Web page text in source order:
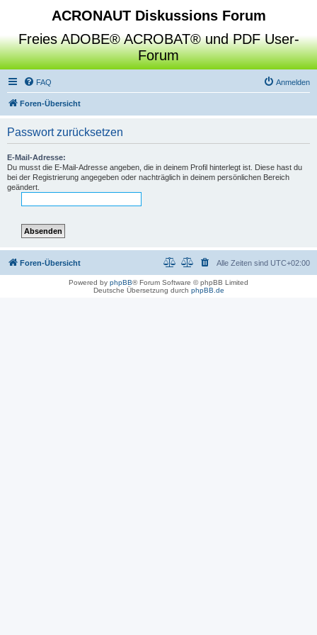
ACRONAUT Diskussions Forum
Freies ADOBE® ACROBAT® und PDF User-
Forum
FAQ Anmelden
Foren-Übersicht
Passwort zurücksetzen
E-Mail-Adresse:
Du musst die E-Mail-Adresse angeben, die in deinem Profil hinterlegt ist. Diese hast du
bei der Registrierung angegeben oder nachträglich in deinem persönlichen Bereich
geändert.
Foren-Übersicht Alle Zeiten sind UTC+02:00
Powered by phpBB® Forum Software © phpBB Limited
Deutsche Übersetzung durch phpBB.de